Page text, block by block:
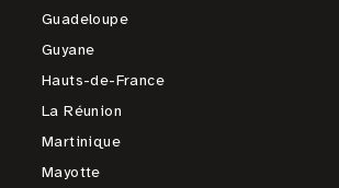
Guadeloupe
Guyane
Hauts-de-France
La Réunion
Martinique
Mayotte